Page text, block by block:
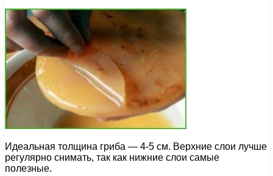
Идеальная толщина гриба — 4-5 см. Верхние слои лучше
регулярно снимать, так как нижние слои самые
полезные.